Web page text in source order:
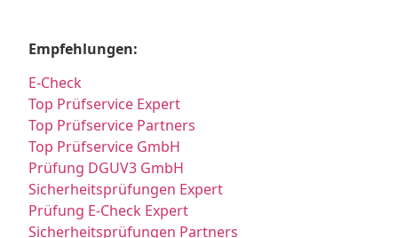
Empfehlungen:
E-Check
Top Prüfservice Expert
Top Prüfservice Partners
Top Prüfservice GmbH
Prüfung DGUV3 GmbH
Sicherheitsprüfungen Expert
Prüfung E-Check Expert
Sicherheitsprüfungen Partners